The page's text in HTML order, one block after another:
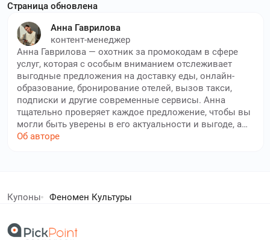
Страница обновлена
Анна Гаврилова
контент-менеджер
Анна Гаврилова — охотник за промокодам в сфере
услуг, которая с особым вниманием отслеживает
выгодные предложения на доставку еды, онлайн-
образование, бронирование отелей, вызов такси,
подписки и другие современные сервисы. Анна
тщательно проверяет каждое предложение, чтобы вы
могли быть уверены в его актуальности и выгоде, а
также знает, где найти эксклюзивные промокоды. Её
полезные промокоды для различных сервисов, что
Об авторе
Купоны Феномен Культуры